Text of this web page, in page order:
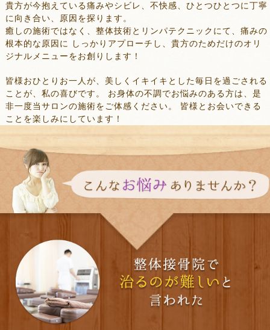
貴方が今抱えている痛みやシビレ、不快感、ひとつひとつに丁寧
に向き合い、原因を探ります。
癒しの施術ではなく、整体技術とリンパテクニックにて、痛みの
根本的な原因に しっかりアプローチし、貴方のためだけのオリ
ジナルメニューをお創りします！
皆様おひとりお一人が、美しくイキイキとした毎日を過ごされる
ことが、私の喜びです。 お身体の不調でお悩みのある方は、是
非一度当サロンの施術をご体感ください。 皆様とお会いできる
ことを楽しみにしています！